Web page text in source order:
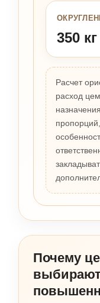
350 кг
Расчет
расход
Почему